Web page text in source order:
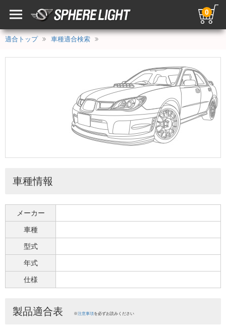
0
適合トップ 車種適合検索
車種情報
メーカー
車種
型式
年式
仕様
製品適合表 ※注意事項を必ずお読みください